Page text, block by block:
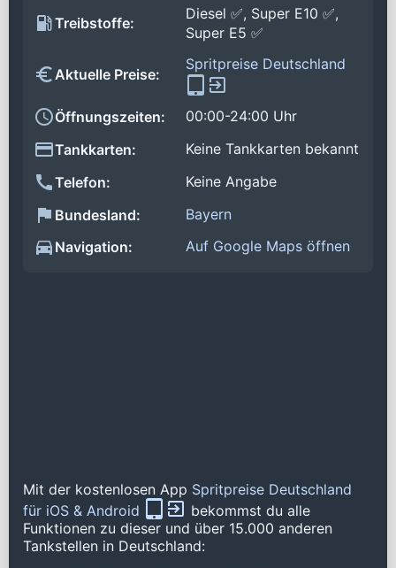
Treibstoffe:
Diesel ✅, Super E10 ✅,
Super E5 ✅
Aktuelle Preise:
Spritpreise Deutschland
Öffnungszeiten:
00:00-24:00 Uhr
Tankkarten:
Keine Tankkarten bekannt
Telefon:
Keine Angabe
Bundesland:
Bayern
Navigation:
Auf Google Maps öffnen
Mit der kostenlosen App Spritpreise Deutschland
für iOS & Android
bekommst du alle
Funktionen zu dieser und über 15.000 anderen
Tankstellen in Deutschland: